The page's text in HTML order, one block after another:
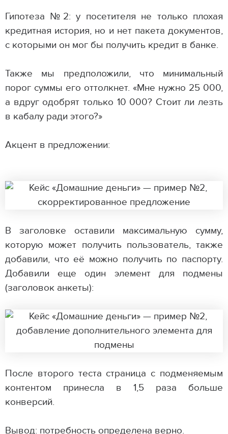
Гипотеза №2: у посетителя не только плохая
кредитная история, но и нет пакета документов,
с которыми он мог бы получить кредит в банке.
Также мы предположили, что минимальный
порог суммы его оттолкнет. «Мне нужно 25 000,
а вдруг одобрят только 10 000? Стоит ли лезть
в кабалу ради этого?»
Акцент в предложении:
В заголовке оставили максимальную сумму,
которую может получить пользователь, также
добавили, что её можно получить по паспорту.
Добавили еще один элемент для подмены
(заголовок анкеты):
После второго теста страница с подменяемым
контентом принесла в 1,5 раза больше
конверсий.
Вывод: потребность определена верно.